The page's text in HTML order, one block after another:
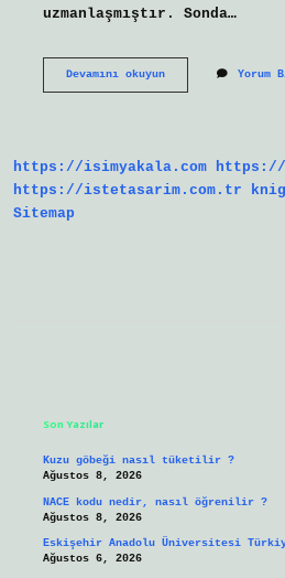
uzmanlaşmıştır. Sonda…
Devamını okuyunKan
Yorum
https://isimyakala.com https://
https://istetasarim.com.tr
Sitemap
Son Yazılar
Kuzu göbeği nasıl tüketilir ?
Ağustos 8, 2026
NACE kodu nedir, nasıl öğrenilir ?
Ağustos 8, 2026
Eskişehir Anadolu Üniversitesi
Ağustos 6, 2026